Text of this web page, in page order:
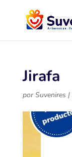
Jirafa
porSuvenires |